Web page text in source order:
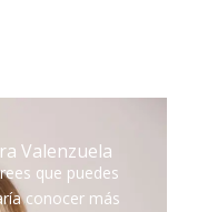
Valenzuela
que puedes
conocer más